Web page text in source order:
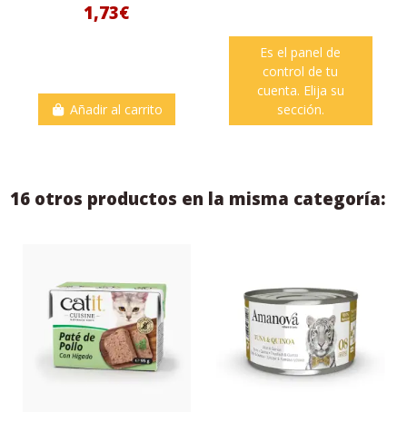
1,73€
Añadir al carrito
Es el panel de
control de tu
cuenta. Elija su
sección.
16 otros productos en la misma categoría: